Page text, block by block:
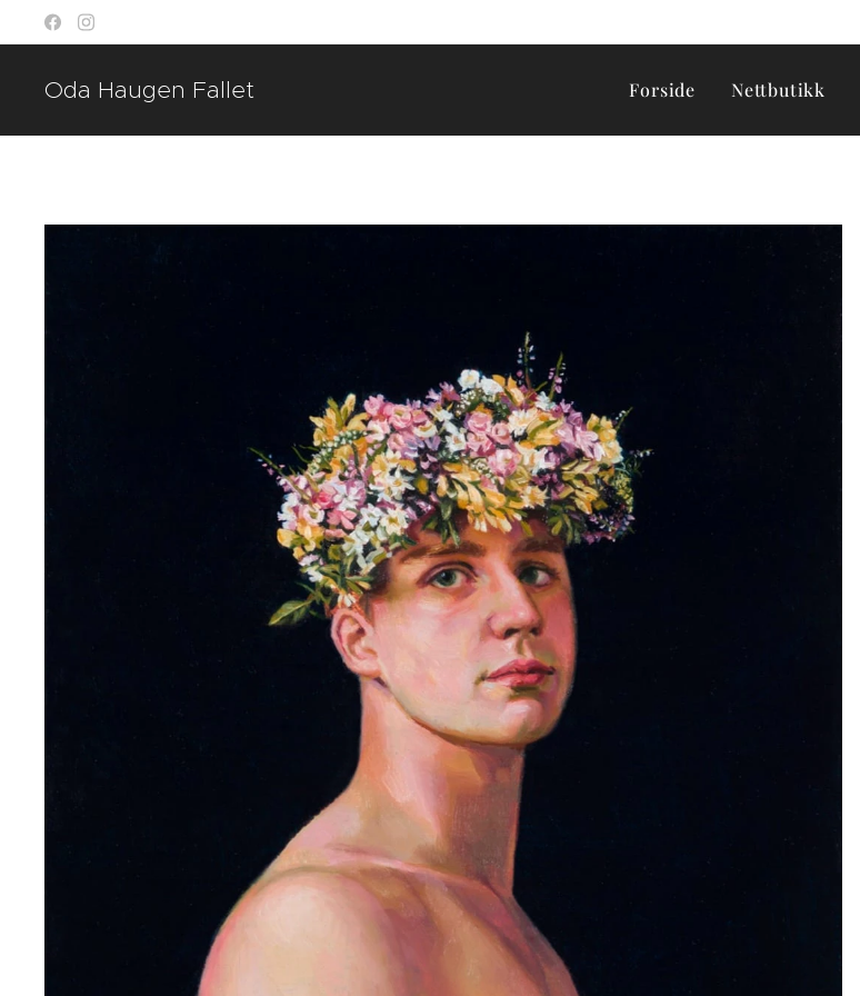
Oda Haugen Fallet Forside Nettbutikk